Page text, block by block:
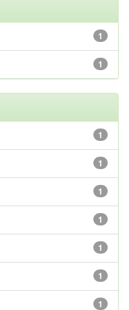
1
1
1
1
1
1
1
1
1